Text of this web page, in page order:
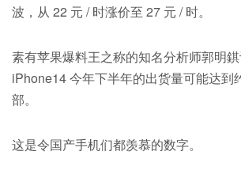
波，从 22 元 / 时涨价至 27 元 / 时。
素有苹果爆料王之称的知名分析师郭明
iPhone14 今年下半年的出货量可能达到
部。
这是令国产手机们都羡慕的数字。